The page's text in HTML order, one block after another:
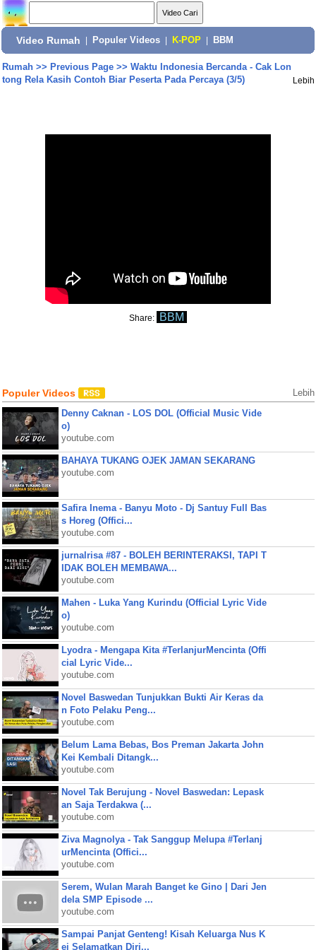
Video Rumah Populer Videos K-POP BBM
Rumah>> Previous Page>> Waktu Indonesia Bercanda - Cak Lon
tong Rela Kasih Contoh Biar Peserta Pada Percaya (3/5)
Lebih
Share: BBM
Populer Videos Lebih
Denny Caknan - LOS DOL (Official Music Vide
o)
youtube.com
BAHAYA TUKANG OJEK JAMAN SEKARANG
youtube.com
Safira Inema - Banyu Moto - Dj Santuy Full Bas
s Horeg (Offici...
youtube.com
jurnalrisa #87 - BOLEH BERINTERAKSI, TAPI T
IDAK BOLEH MEMBAWA...
youtube.com
Mahen - Luka Yang Kurindu (Official Lyric Vide
o)
youtube.com
Lyodra - Mengapa Kita #TerlanjurMencinta (Offi
cial Lyric Vide...
youtube.com
Novel Baswedan Tunjukkan Bukti Air Keras da
n Foto Pelaku Peng...
youtube.com
Belum Lama Bebas, Bos Preman Jakarta John
Kei Kembali Ditangk...
youtube.com
Novel Tak Berujung - Novel Baswedan: Lepask
an Saja Terdakwa (...
youtube.com
Ziva Magnolya - Tak Sanggup Melupa #Terlanj
urMencinta (Offici...
youtube.com
Serem, Wulan Marah Banget ke Gino | Dari Jen
dela SMP Episode ...
youtube.com
Sampai Panjat Genteng! Kisah Keluarga Nus K
ei Selamatkan Diri...